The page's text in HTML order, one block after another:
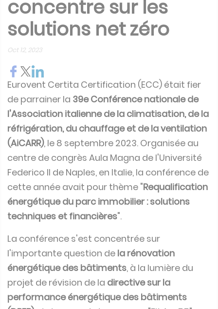
concentre sur les
solutions net zéro
Oct 12, 2023
Eurovent Certita Certification (ECC) était fier
de parrainer la 39e Conférence nationale de
l'Association italienne de la climatisation, de la
réfrigération, du chauffage et de la ventilation
(AiCARR), le 8 septembre 2023. Organisée au
centre de congrès Aula Magna de l'Université
Federico II de Naples, en Italie, la conférence de
cette année avait pour thème "Requalification
énergétique du parc immobilier : solutions
techniques et financières".
La conférence s'est concentrée sur
l'importante question de la rénovation
énergétique des bâtiments, à la lumière du
projet de révision de la directive sur la
performance énergétique des bâtiments